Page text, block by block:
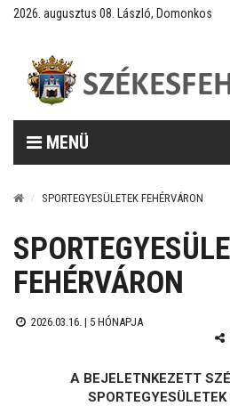
2026. augusztus 08. László, Domonkos
MENÜ
SPORTEGYESÜLETEK FEHÉRVÁRON
FEHÉRVÁRON
2026.03.16. | 5 HÓNAPJA
A BEJELETNKEZETT